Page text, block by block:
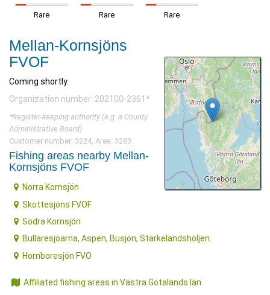
Rare Rare Rare
Mellan-Kornsjöns
FVOF
Coming shortly.
Organization number: 202100-2361*
*Register-keeping authority (e.g. a County
Administrative Board)
Customer number: 3224, Area: 3283.
Fishing areas nearby Mellan-
Kornsjöns FVOF
Norra Kornsjön
Skottesjöns FVOF
Södra Kornsjön
Bullaresjöarna, Aspen, Busjön, Stärkelandshöljen.
Hornboresjön FVO
Affiliated fishing areas in Västra Götalands län